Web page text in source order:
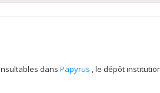
dans Papyrus , le dépôt